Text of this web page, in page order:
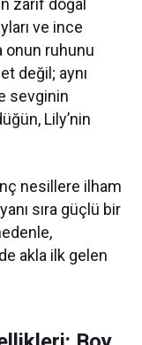
zarif doğal
ve ince
onun ruhunu
değil; aynı
sevginin
Lily’nin
nesillere ilham
sıra güçlü bir
akla ilk gelen